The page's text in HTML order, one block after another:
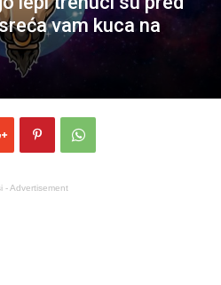
vam kuca na
- Advertisement